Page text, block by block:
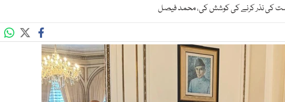
کی نذر کرنے کی کوشش کی، محمد فیصل